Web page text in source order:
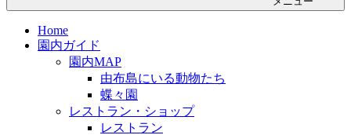
Home
園内ガイド
園内MAP
由布島にいる動物たち
蝶々園
レストラン・ショップ
レストラン